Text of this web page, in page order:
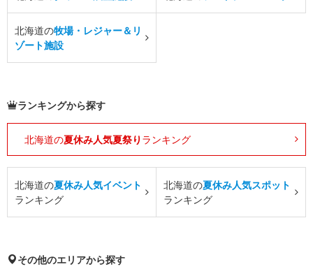
北海道の牧場・レジャー＆リ
ゾート施設
ランキングから探す
北海道の夏休み人気夏祭り ランキング
北海道の夏休み人気イベント
ランキング
北海道の夏休み人気スポット
ランキング
その他のエリアから探す